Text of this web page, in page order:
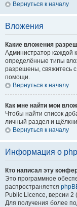
Вернуться к началу
Вложения
Какие вложения
Администратор каждой
определённые типы
разрешены, свяжитесь
помощи.
Вернуться к началу
Как мне найти мои
Чтобы найти список
личный раздел и
Вернуться к началу
Информация о
Кто написал эту
Это программное
распространяется
Public Licence, версии 2
Для получения более